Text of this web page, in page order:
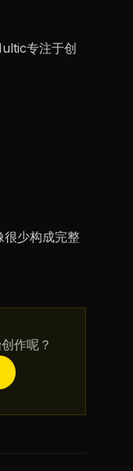
专注于创
很少构成完整
作呢？